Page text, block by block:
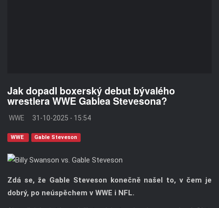
Jak dopadl boxerský debut bývalého
wrestlera WWE Gablea Stevesona?
WWE 31-10-2025 - 15:54
WWE Gable Steveson
Zdá se, že Gable Steveson konečně našel to, v čem je
dobrý, po neúspěchem v WWE i NFL.